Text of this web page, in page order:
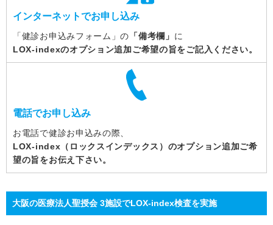
インターネットでお申し込み
「健診お申込みフォーム」の 「備考欄」 に
LOX-indexのオプション追加ご希望の旨をご記入ください。
電話でお申し込み
お電話で健診お申込みの際、
LOX-index（ロックスインデックス）のオプション追加ご希
望の旨をお伝え下さい。
大阪の医療法人聖授会 3施設でLOX-index検査を実施